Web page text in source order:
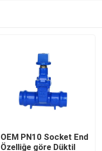
OEM PN10 Socket End
Özelliğe göre Düktil